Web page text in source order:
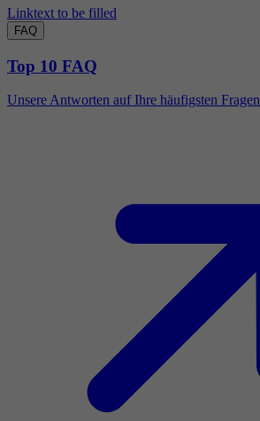
Linktext to be filled
FAQ
Top 10 FAQ
Unsere Antworten auf Ihre häufigsten Fragen